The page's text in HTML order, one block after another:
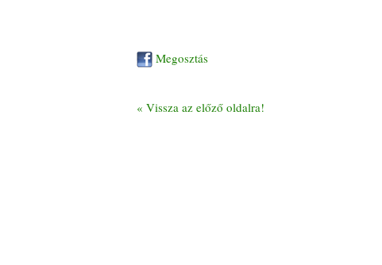
Megosztás
« Vissza az előző oldalra!